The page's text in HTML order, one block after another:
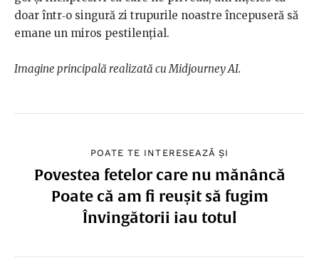
doar într‑o singură zi trupurile noastre începuseră să
emane un miros pestilențial.
Imagine principală realizată cu Midjourney AI.
POATE TE INTERESEAZĂ ȘI
Povestea fetelor care nu mănâncă
Poate că am fi reușit să fugim
Învingătorii iau totul